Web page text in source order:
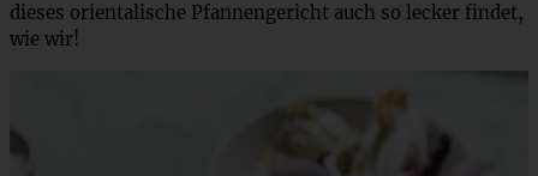
dieses orientalische Pfannengericht auch so lecker findet,
wie wir!